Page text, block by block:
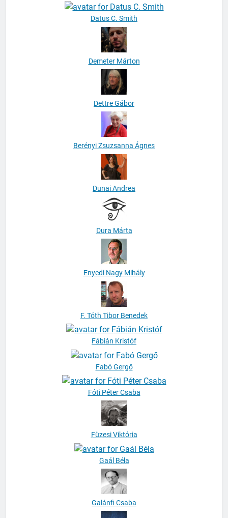
Datus C. Smith
Demeter Márton
Dettre Gábor
Berényi Zsuzsanna Ágnes
Dunai Andrea
Dura Márta
Enyedi Nagy Mihály
F. Tóth Tibor Benedek
Fábián Kristóf
Fabó Gergő
Fóti Péter Csaba
Füzesi Viktória
Gaál Béla
Galánfi Csaba